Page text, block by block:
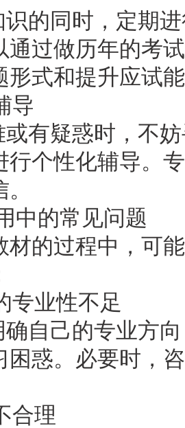
的同时，定期
通过做历年的考
形式和提升应试
导
有疑惑时，不
行个性化辅导。
中的常见问题
材的过程中，可
专业性不足
自己的专业方
困惑。必要时，
合理